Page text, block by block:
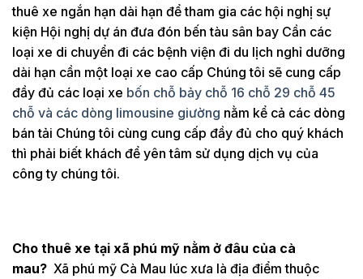
thuê xe ngắn hạn dài hạn để tham gia các hội nghị sự
kiện Hội nghị dự án đưa đón bến tàu sân bay Cần các
loại xe di chuyển đi các bệnh viện đi du lịch nghỉ dưỡng
dài hạn cần một loại xe cao cấp Chúng tôi sẽ cung cấp
đầy đủ các loại xe bốn chỗ bảy chỗ 16 chỗ 29 chỗ 45
chỗ và các dòng limousine giường nằm kể cả các dòng
bán tải Chúng tôi cùng cung cấp đầy đủ cho quý khách
thì phải biết khách để yên tâm sử dụng dịch vụ của
công ty chúng tôi.
Cho thuê xe tại xã phú mỹ nằm ở đâu của cà
mau? Xã phú mỹ Cà Mau lúc xưa là địa điểm thuộc